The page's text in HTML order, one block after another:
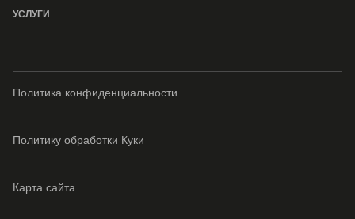
УСЛУГИ
Политика конфиденциальности
Политику обработки Куки
Карта сайта